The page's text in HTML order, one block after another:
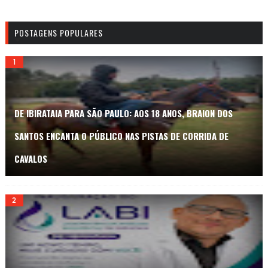
POSTAGENS POPULARES
DE IBIRATAIA PARA SÃO PAULO: AOS 18 ANOS, BRAION DOS
SANTOS ENCANTA O PÚBLICO NAS PISTAS DE CORRIDA DE
CAVALOS